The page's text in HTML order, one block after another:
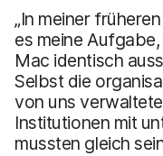
„In meiner
es meine
Mac identisch
Selbst die
von uns
Institutionen mit
mussten gleich